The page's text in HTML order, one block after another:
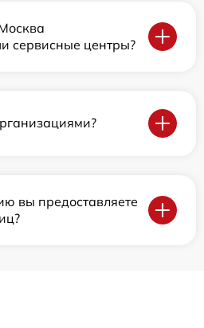
сервисные центры?
вы предоставляете